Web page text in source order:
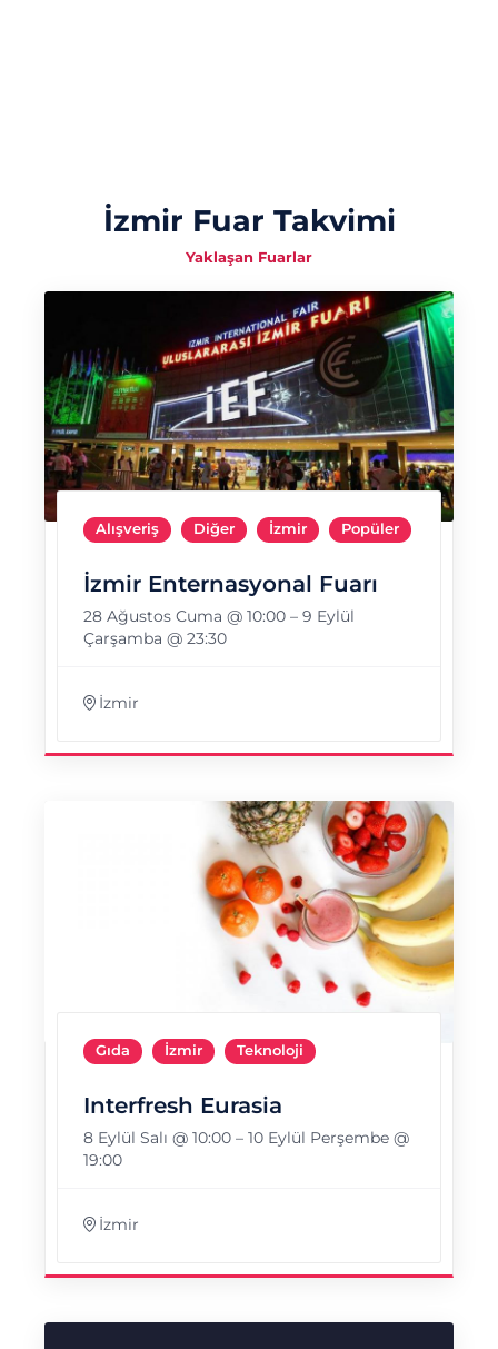
İzmir Fuar Takvimi
Yaklaşan Fuarlar
Alışveriş Diğer İzmir Popüler
İzmir Enternasyonal Fuarı
28 Ağustos Cuma @ 10:00– 9 Eylül
Çarşamba @ 23:30
İzmir
Gıda İzmir Teknoloji
Interfresh Eurasia
8 Eylül Salı @ 10:00– 10 Eylül Perşembe @
19:00
İzmir